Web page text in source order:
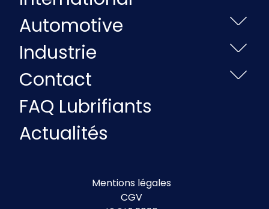
Automotive
Industrie
Contact
FAQ Lubrifiants
Actualités
Mentions légales
CGV